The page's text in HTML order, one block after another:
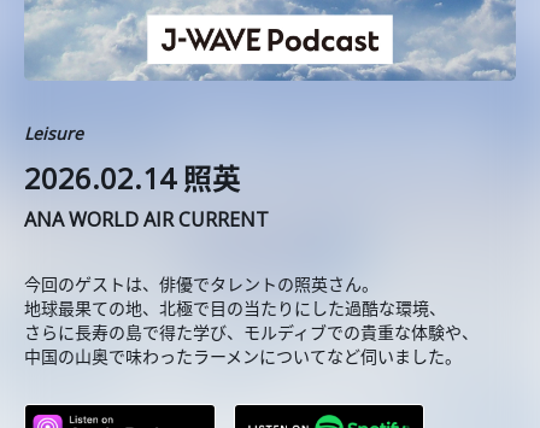
Leisure
2026.02.14 照英
ANA WORLD AIR CURRENT
今回のゲストは、俳優でタレントの照英さん。
地球最果ての地、北極で目の当たりにした過酷な環境、
さらに長寿の島で得た学び、モルディブでの貴重な体験や、
中国の山奥で味わったラーメンについてなど伺いました。